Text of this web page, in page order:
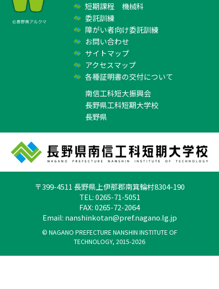
短期課程 機械科
委託訓練
障がい者向け委託訓練
お問い合わせ
サイトマップ
アクセスマップ
各種証明書の交付について
南信工科短大振興会
長野県工科短期大学校
長野県
〒399-4511 長野県上伊那郡南箕輪村8304-190
TEL: 0265-71-5051
FAX: 0265-72-2064
Email: nanshinkotan@pref.nagano.lg.jp
© NAGANO PREFECTURE NANSHIN INSTITUTE OF
TECHNOLOGY, 2015-2026